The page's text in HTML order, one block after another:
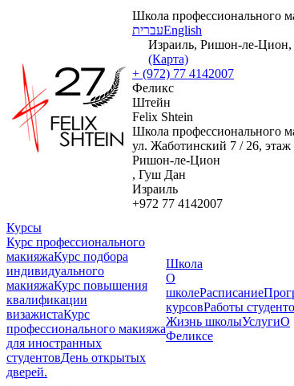
Школа профессионального
עבריתEnglish
Израиль, Ришон-ле-Цион,
(Карта)
+ (972) 77 4142007
Феликс
Штейн
Felix Shtein
Школа профессионального
ул. Жаботинский 7 / 26, этаж
Ришон-ле-Цион
, Гуш Дан
Израиль
+972 77 4142007
Курсы
Курс профессионального
макияжаКурс подбора
индивидуального
макияжаКурс повышения
квалификации
визажистаКурс
профессионального макияжа
для иностранных
студентовДень открытых
дверей.
Школа
О
школеРасписание
курсовРаботы
Жизнь школыУслугиО
Феликсе